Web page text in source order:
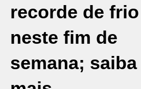
recorde de frio
neste fim de
semana; saiba